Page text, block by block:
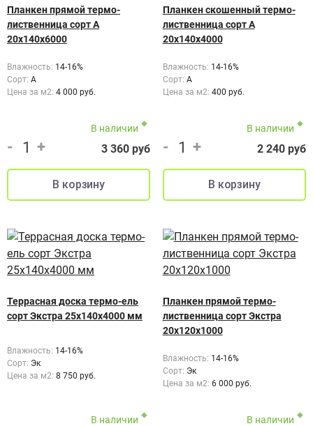
Планкен прямой термо-
лиственница сорт А
20х140х6000
Влажность: 14-16%
Сорт: A
Цена за м2: 4 000 руб.
В наличии
- + 3 360 руб
Планкен скошенный термо-
лиственница сорт А
20х140х4000
Влажность: 14-16%
Сорт: А
Цена за м2: 400 руб.
В наличии
- + 2 240 руб
Террасная доска термо-ель
сорт Экстра 25x140x4000 мм
Влажность: 14-16%
Сорт: Эк
Цена за м2: 8 750 руб.
В наличии
Планкен прямой термо-
лиственница сорт Экстра
20х120х1000
Влажность: 14-16%
Сорт: Эк
Цена за м2: 6 000 руб.
В наличии